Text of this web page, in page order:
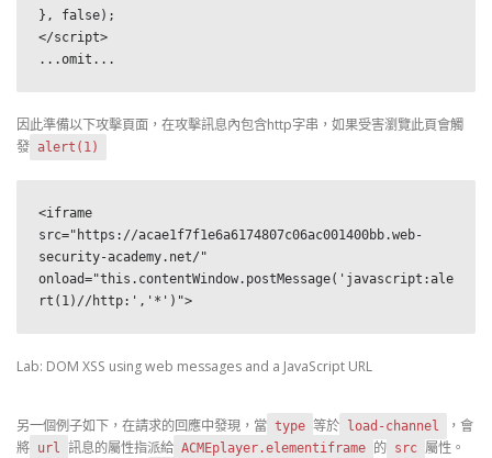
}, false);
</script>
...omit...
因此準備以下攻擊頁面，在攻擊訊息內包含http字串，如果受害瀏覽此頁會觸
發 alert(1)
<iframe
src="https://acae1f7f1e6a6174807c06ac001400bb.web-
security-academy.net/"
onload="this.contentWindow.postMessage('javascript:ale
rt(1)//http:','*')">
Lab: DOM XSS using web messages and a JavaScript URL
另一個例子如下，在請求的回應中發現，當 type 等於 load-channel
，會
將 url 訊息的屬性指派給 ACMEplayer.elementiframe 的 src 屬性。